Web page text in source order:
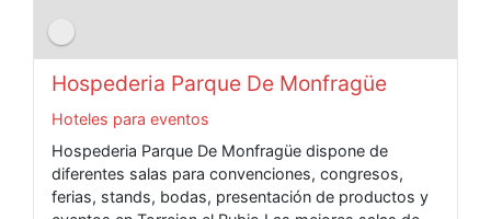
Hospederia Parque De Monfragüe
Hoteles para eventos
Hospederia Parque De Monfragüe dispone de
diferentes salas para convenciones, congresos,
ferias, stands, bodas, presentación de productos y